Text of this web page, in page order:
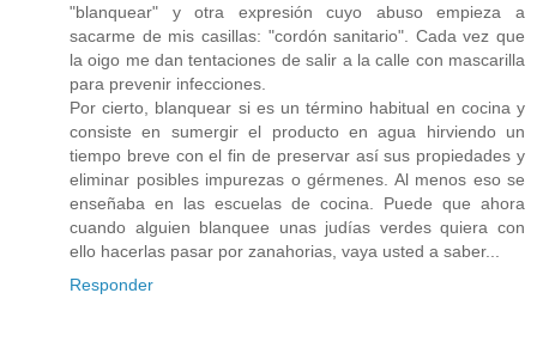
"blanquear" y otra expresión cuyo abuso empieza a
sacarme de mis casillas: "cordón sanitario". Cada vez que
la oigo me dan tentaciones de salir a la calle con mascarilla
para prevenir infecciones.
Por cierto, blanquear si es un término habitual en cocina y
consiste en sumergir el producto en agua hirviendo un
tiempo breve con el fin de preservar así sus propiedades y
eliminar posibles impurezas o gérmenes. Al menos eso se
enseñaba en las escuelas de cocina. Puede que ahora
cuando alguien blanquee unas judías verdes quiera con
ello hacerlas pasar por zanahorias, vaya usted a saber...
Responder